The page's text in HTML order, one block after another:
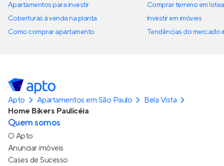
Apartamentos para investir
Coberturas à venda na planta
Como comprar apartamento
Comprar terreno em
Investir em imóveis
Tendências do mercado
Apto Apartamentos em São Paulo
Bela Vista
Home Bikers Paulicéia
Quem somos
O Apto
Anunciar imóveis
Cases de Sucesso